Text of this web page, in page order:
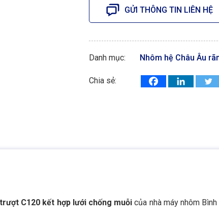
GỬI THÔNG TIN LIÊN HỆ
Danh mục: Nhôm hệ Châu Âu
Chia sẻ:
C120 kết hợp lưới chống muỗi của nhà máy nhôm